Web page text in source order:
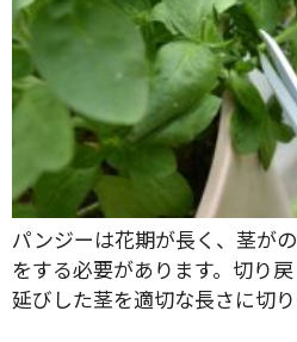
パンジーは花期が長く、茎が
をする必要があります。切り
延びした茎を適切な長さに切り